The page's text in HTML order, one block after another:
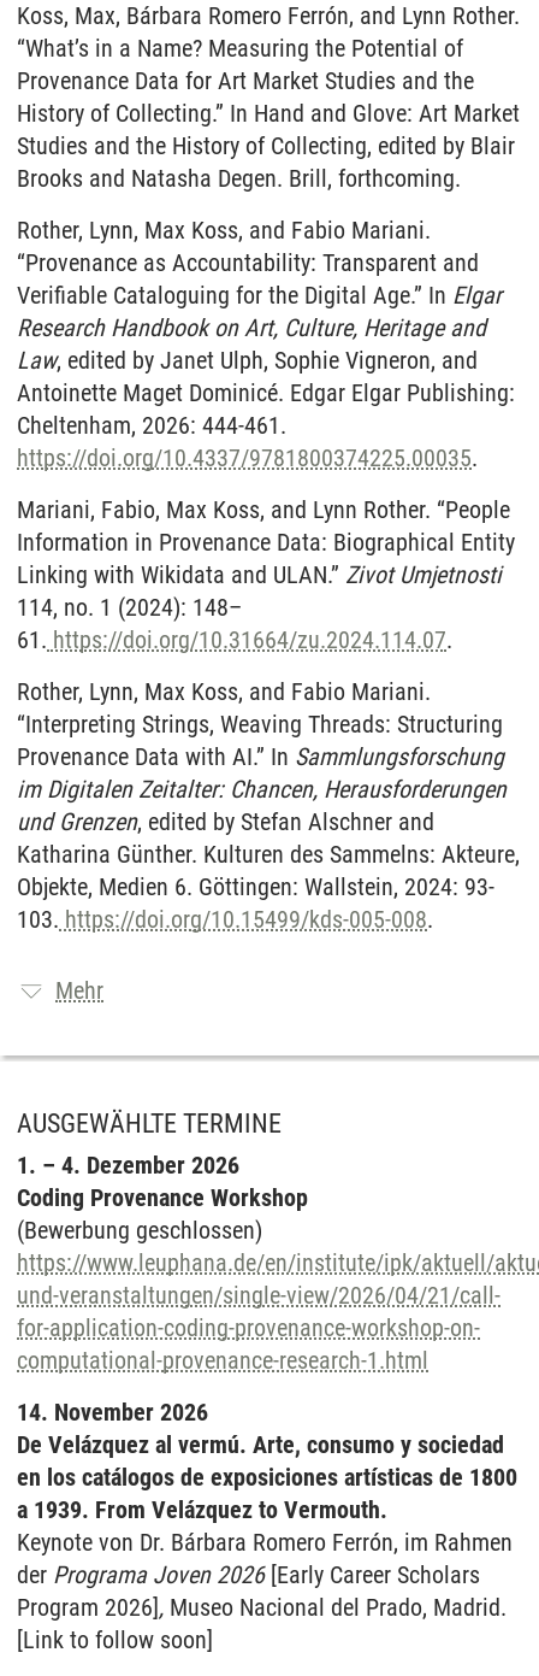
Koss, Max, Bárbara Romero Ferrón, and Lynn Rother.
“What’s in a Name? Measuring the Potential of
Provenance Data for Art Market Studies and the
History of Collecting.” In Hand and Glove: Art Market
Studies and the History of Collecting, edited by Blair
Brooks and Natasha Degen. Brill, forthcoming.
Rother, Lynn, Max Koss, and Fabio Mariani.
“Provenance as Accountability: Transparent and
Verifiable Cataloguing for the Digital Age.” In Elgar
Research Handbook on Art, Culture, Heritage and
Law, edited by Janet Ulph, Sophie Vigneron, and
Antoinette Maget Dominicé. Edgar Elgar Publishing:
Cheltenham, 2026: 444-461.
https://doi.org/10.4337/9781800374225.00035.
Mariani, Fabio, Max Koss, and Lynn Rother. “People
Information in Provenance Data: Biographical Entity
Linking with Wikidata and ULAN.” Zivot Umjetnosti
114, no. 1 (2024): 148–
61. https://doi.org/10.31664/zu.2024.114.07.
Rother, Lynn, Max Koss, and Fabio Mariani.
“Interpreting Strings, Weaving Threads: Structuring
Provenance Data with AI.” In Sammlungsforschung
im Digitalen Zeitalter: Chancen, Herausforderungen
und Grenzen, edited by Stefan Alschner and
Katharina Günther. Kulturen des Sammelns: Akteure,
Objekte, Medien 6. Göttingen: Wallstein, 2024: 93-
103. https://doi.org/10.15499/kds-005-008.
Mehr
AUSGEWÄHLTE TERMINE
1. – 4. Dezember 2026
Coding Provenance Workshop
(Bewerbung geschlossen)
https://www.leuphana.de/en/institute/ipk/aktuell/
und-veranstaltungen/single-view/2026/04/21/call-
for-application-coding-provenance-workshop-on-
computational-provenance-research-1.html
14. November 2026
De Velázquez al vermú. Arte, consumo y sociedad
en los catálogos de exposiciones artísticas de 1800
a 1939. From Velázquez to Vermouth.
Keynote von Dr. Bárbara Romero Ferrón, im Rahmen
der Programa Joven 2026 [Early Career Scholars
Program 2026], Museo Nacional del Prado, Madrid.
[Link to follow soon]